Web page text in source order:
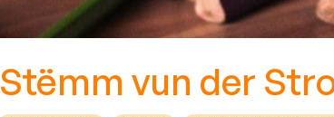
Stëmm vun der